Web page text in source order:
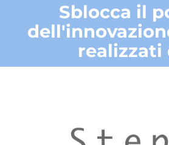
Sblocca il
realizzati